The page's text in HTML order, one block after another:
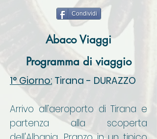
Condividi
Abaco Viaggi
Programma di viaggio
1° Giorno: Tirana - DURAZZO
Arrivo all’aeroporto di Tirana e
partenza alla scoperta